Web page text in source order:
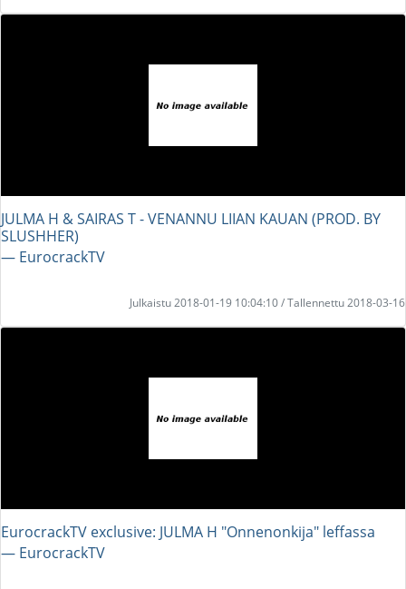
JULMA H & SAIRAS T - VENANNU LIIAN KAUAN (PROD. BY
SLUSHHER)
― EurocrackTV
Julkaistu 2018-01-19 10:04:10 / Tallennettu 2018-03-16
EurocrackTV exclusive: JULMA H "Onnenonkija" leffassa
― EurocrackTV